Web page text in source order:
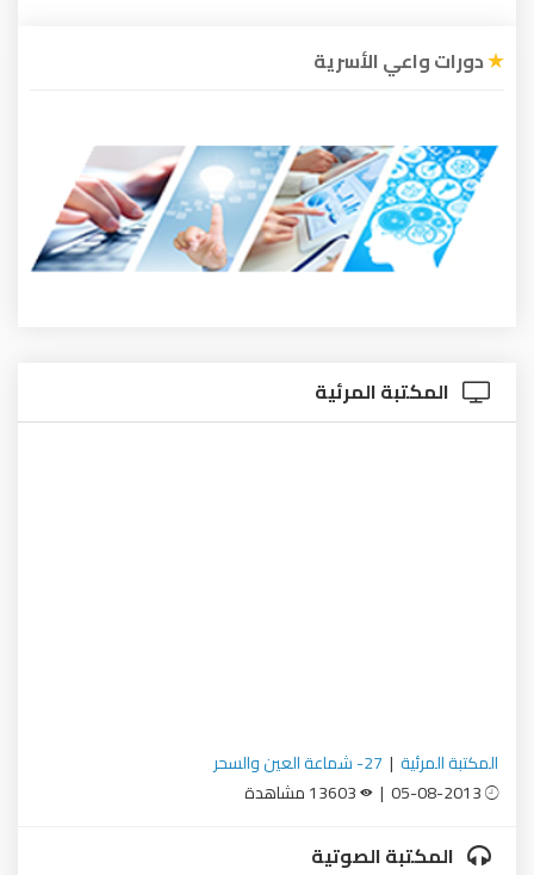
دورات واعي الأسرية
المكتبة المرئية
المكتبة المرئية | 27- شماعة العين والسحر
المكتبة الصوتية